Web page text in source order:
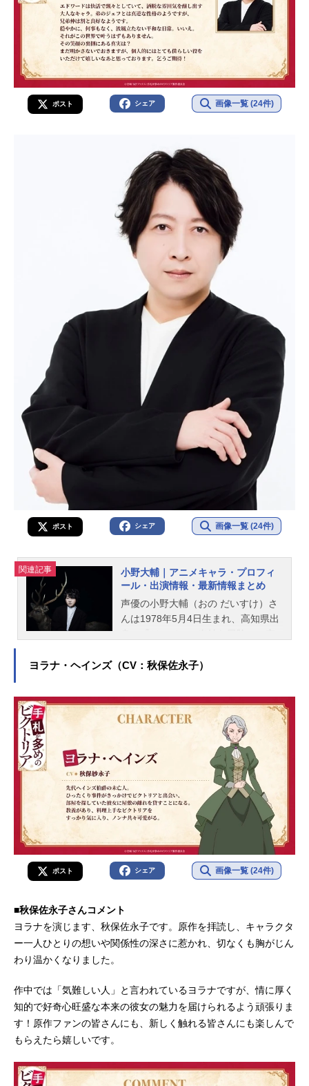
ポスト シェア 画像一覧 (24件)
ポスト シェア 画像一覧 (24件)
関連記事
小野大輔｜アニメキャラ・プロフィ
ール・出演情報・最新情報まとめ
声優の小野大輔（おの だいすけ）さ
んは1978年5月4日生まれ、高知県出
ん』の松野十四松役など、人気作品
ます。こちらでは、小野大輔さんの
オススメ記事をご紹介！
ヨラナ・ヘインズ（CV：秋保佐永子）
ポスト シェア 画像一覧 (24件)
■秋保佐永子さんコメント
ヨラナを演じます、秋保佐永子です。原作を拝読し、キャラクタ
ー一人ひとりの想いや関係性の深さに惹かれ、切なくも胸がじん
わり温かくなりました。
作中では「気難しい人」と言われているヨラナですが、情に厚く
知的で好奇心旺盛な本来の彼女の魅力を届けられるよう頑張りま
す！原作ファンの皆さんにも、新しく触れる皆さんにも楽しんで
もらえたら嬉しいです。